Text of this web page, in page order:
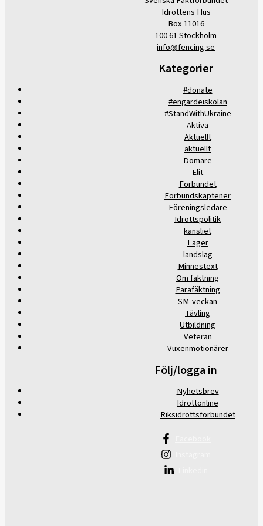
Idrottens Hus
Box 11016
100 61 Stockholm
info@fencing.se
Kategorier
#donate
#engardeiskolan
#StandWithUkraine
Aktiva
Aktuellt
aktuellt
Domare
Elit
Förbundet
Förbundskaptener
Föreningsledare
Idrottspolitik
kansliet
Läger
landslag
Minnestext
Om fäktning
Parafäktning
SM-veckan
Tävling
Utbildning
Veteran
Vuxenmotionärer
Följ/logga in
Nyhetsbrev
Idrottonline
Riksidrottsförbundet